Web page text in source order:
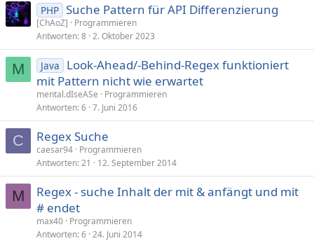
PHP Suche Pattern für API Differenzierung
[ChAoZ]
Programmieren
Antworten 8 2. Oktober 2023
M Java
Look-Ahead/-Behind-Regex funktioniert
mit Pattern nicht wie erwartet
mental.dIseASe
Programmieren
Antworten 6 7. Juni 2016
C Regex Suche
caesar94 Programmieren
Antworten 21 12. September 2014
M
Regex - suche Inhalt der mit & anfängt und mit
# endet
max40 Programmieren
Antworten 6 24. Juni 2014